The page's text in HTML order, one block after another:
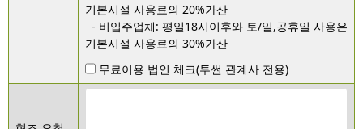
기본시설 사용료의 20%가산
기본시설 사용료의 30%가산
무료이용 법인 체크(투썬 관계사 전용)